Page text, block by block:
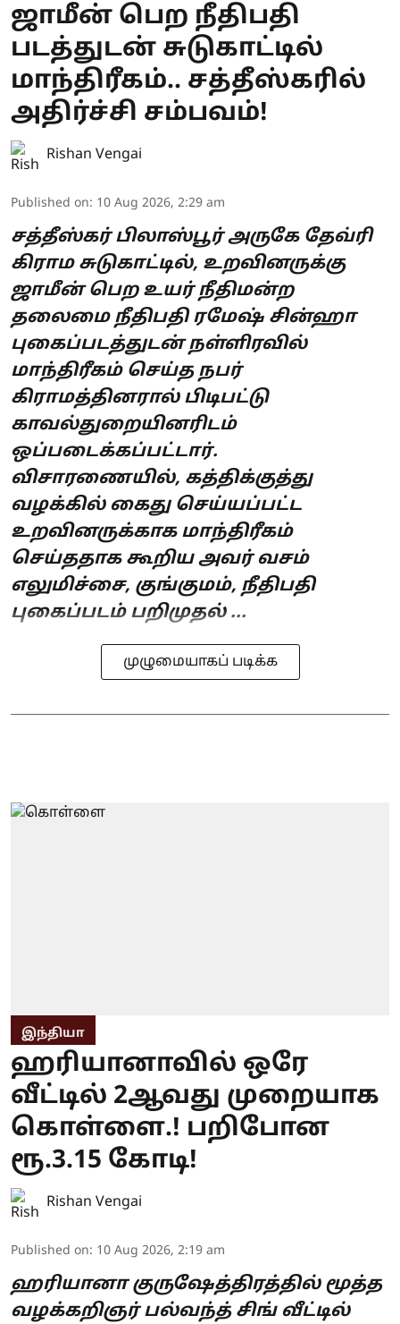
ஜாமீன் பெற நீதிபதி
படத்துடன் சுடுகாட்டில்
மாந்திரீகம்.. சத்தீஸ்கரில்
அதிர்ச்சி சம்பவம்!
Rishan Vengai
Published on: 10 Aug 2026, 2:29 am
சத்தீஸ்கர் பிலாஸ்பூர் அருகே தேவ்ரி
கிராம சுடுகாட்டில், உறவினருக்கு
ஜாமீன் பெற உயர் நீதிமன்ற
தலைமை நீதிபதி ரமேஷ் சின்ஹா
புகைப்படத்துடன் நள்ளிரவில்
மாந்திரீகம் செய்த நபர்
கிராமத்தினரால் பிடிபட்டு
காவல்துறையினரிடம்
ஒப்படைக்கப்பட்டார்.
விசாரணையில், கத்திக்குத்து
வழக்கில் கைது செய்யப்பட்ட
உறவினருக்காக மாந்திரீகம்
செய்ததாக கூறிய அவர் வசம்
எலுமிச்சை, குங்குமம், நீதிபதி
புகைப்படம் பறிமுதல் ...
முழுமையாகப் படிக்க
இந்தியா
ஹரியானாவில் ஒரே
வீட்டில் 2ஆவது முறையாக
கொள்ளை.! பறிபோன
ரூ.3.15 கோடி!
Rishan Vengai
Published on: 10 Aug 2026, 2:19 am
ஹரியானா குருஷேத்திரத்தில் மூத்த
வழக்கறிஞர் பல்வந்த் சிங் வீட்டில்